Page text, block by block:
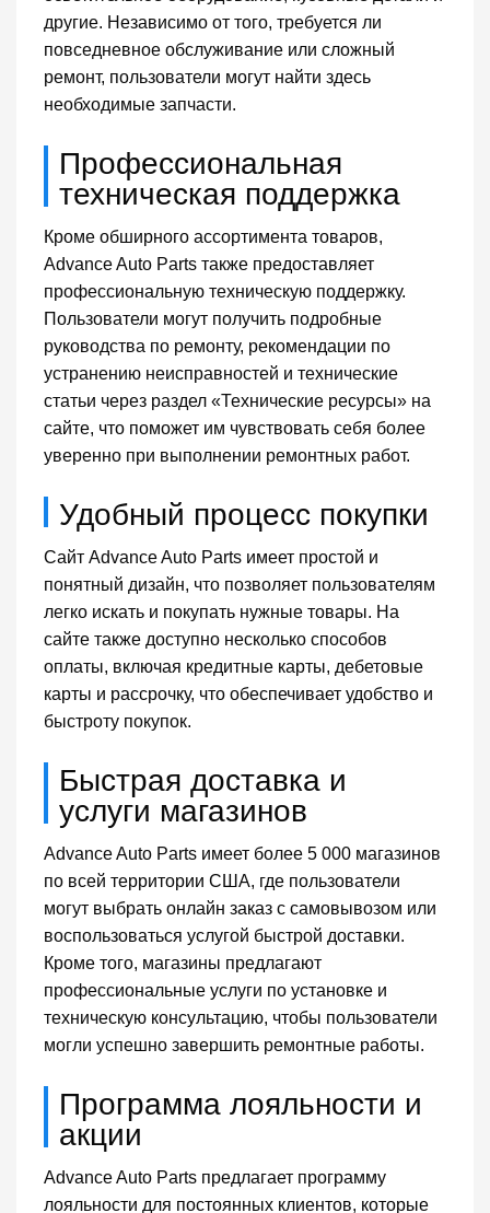
другие. Независимо от того, требуется ли
повседневное обслуживание или сложный
ремонт, пользователи могут найти здесь
необходимые запчасти.
Профессиональная
техническая поддержка
Кроме обширного ассортимента товаров,
Advance Auto Parts также предоставляет
профессиональную техническую поддержку.
Пользователи могут получить подробные
руководства по ремонту, рекомендации по
устранению неисправностей и технические
статьи через раздел «Технические ресурсы» на
сайте, что поможет им чувствовать себя более
уверенно при выполнении ремонтных работ.
Удобный процесс покупки
Сайт Advance Auto Parts имеет простой и
понятный дизайн, что позволяет пользователям
легко искать и покупать нужные товары. На
сайте также доступно несколько способов
оплаты, включая кредитные карты, дебетовые
карты и рассрочку, что обеспечивает удобство и
быстроту покупок.
Быстрая доставка и
услуги магазинов
Advance Auto Parts имеет более 5 000 магазинов
по всей территории США, где пользователи
могут выбрать онлайн заказ с самовывозом или
воспользоваться услугой быстрой доставки.
Кроме того, магазины предлагают
профессиональные услуги по установке и
техническую консультацию, чтобы пользователи
могли успешно завершить ремонтные работы.
Программа лояльности и
акции
Advance Auto Parts предлагает программу
лояльности для постоянных клиентов, которые